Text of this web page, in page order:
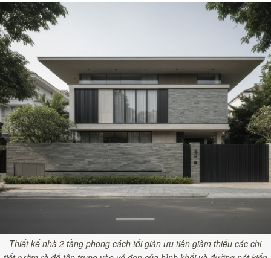
Thiết kế nhà 2 tầng phong cách tối giản ưu tiên giảm thiểu các chi